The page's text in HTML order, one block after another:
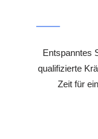
Entspanntes
qualifizierte
Zeit für